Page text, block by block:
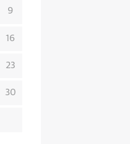
9
16
23
30